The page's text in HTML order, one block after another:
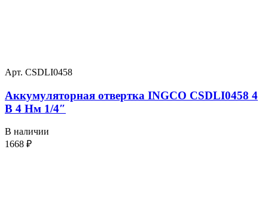
Арт. CSDLI0458
Аккумуляторная отвертка INGCO CSDLI0458 4
В 4 Нм 1/4″
В наличии
1668 ₽